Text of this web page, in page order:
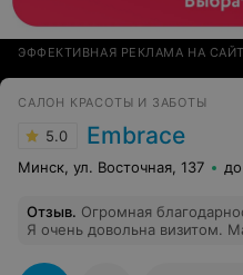
ЭФФЕКТИВНАЯ РЕКЛАМА НА
САЛОН КРАСОТЫ И ЗАБОТЫ
5.0 Embrace
Минск, ул. Восточная, 137
Отзыв. Огромная
Я очень довольна визитом.
приду еще.